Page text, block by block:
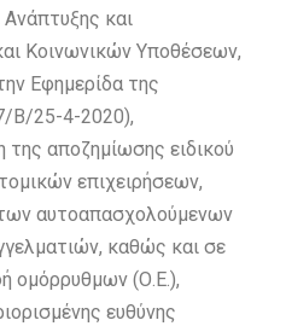
και
Κοινωνικών Υποθέσεων,
Εφημερίδα της
Β/25-4-2020),
της αποζημίωσης ειδικού
επιχειρήσεων,
αυτοαπασχολούμενων
καθώς και σε
ομόρρυθμων (Ο.Ε.),
ευθύνης